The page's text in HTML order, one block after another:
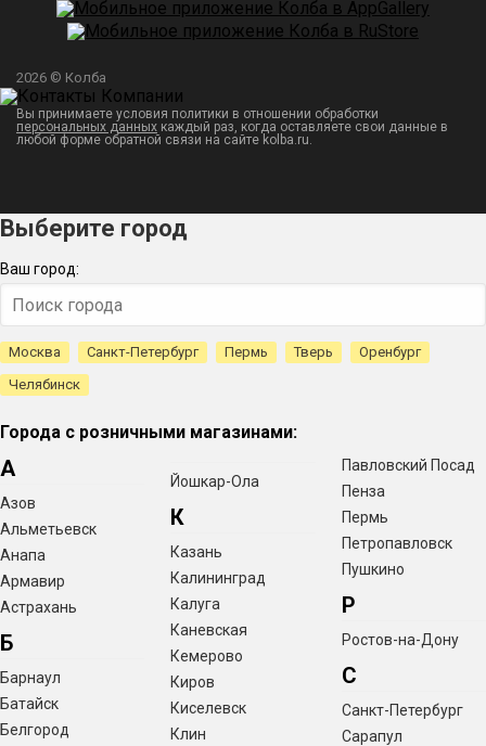
2026 © Колба
Вы принимаете условия политики в отношении обработки
персональных данных каждый раз, когда оставляете свои данные в
любой форме обратной связи на сайте kolba.ru.
Выберите город
Ваш город:
Москва Санкт-Петербург Пермь Тверь
Оренбург
Челябинск
Города с розничными магазинами:
А
Азов
Альметьевск
Анапа
Армавир
Астрахань
Б
Барнаул
Батайск
Белгород
Йошкар-Ола
К
Казань
Калининград
Калуга
Каневская
Кемерово
Киров
Киселевск
Клин
Павловский Посад
Пенза
Пермь
Петропавловск
Пушкино
Р
Ростов-на-Дону
С
Санкт-Петербург
Сарапул